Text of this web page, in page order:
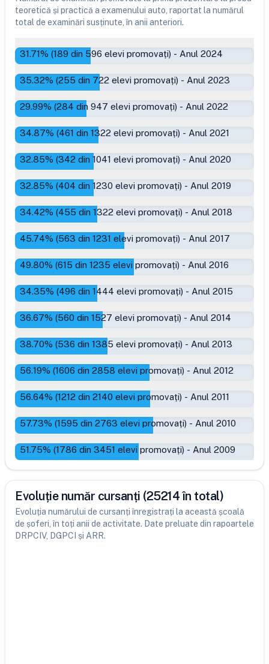
teoretică și practică a examenului auto, raportat la numărul
total de examinări susținute, în anii anteriori.
31.71% (189 din 596 elevi promovați) - Anul 2024
35.32% (255 din 722 elevi promovați) - Anul 2023
29.99% (284 din 947 elevi promovați) - Anul 2022
34.87% (461 din 1322 elevi promovați) - Anul 2021
32.85% (342 din 1041 elevi promovați) - Anul 2020
32.85% (404 din 1230 elevi promovați) - Anul 2019
34.42% (455 din 1322 elevi promovați) - Anul 2018
45.74% (563 din 1231 elevi promovați) - Anul 2017
49.80% (615 din 1235 elevi promovați) - Anul 2016
34.35% (496 din 1444 elevi promovați) - Anul 2015
36.67% (560 din 1527 elevi promovați) - Anul 2014
38.70% (536 din 1385 elevi promovați) - Anul 2013
56.19% (1606 din 2858 elevi promovați) - Anul 2012
56.64% (1212 din 2140 elevi promovați) - Anul 2011
57.73% (1595 din 2763 elevi promovați) - Anul 2010
51.75% (1786 din 3451 elevi promovați) - Anul 2009
Evoluție număr cursanți (25214 în total)
Evoluția numărului de cursanți înregistrați la această școală
de șoferi, în toți anii de activitate. Date preluate din rapoartele
DRPCIV, DGPCI și ARR.